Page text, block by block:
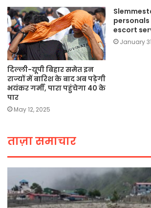
दिल्ली-यूपी बिहार समेत इन
राज्यों में बारिश के बाद अब पड़ेगी
भयंकर गर्मी, पारा पहुंचेगा 40 के
पार
May 12, 2025
personals
escort
January
ताज़ा समाचार